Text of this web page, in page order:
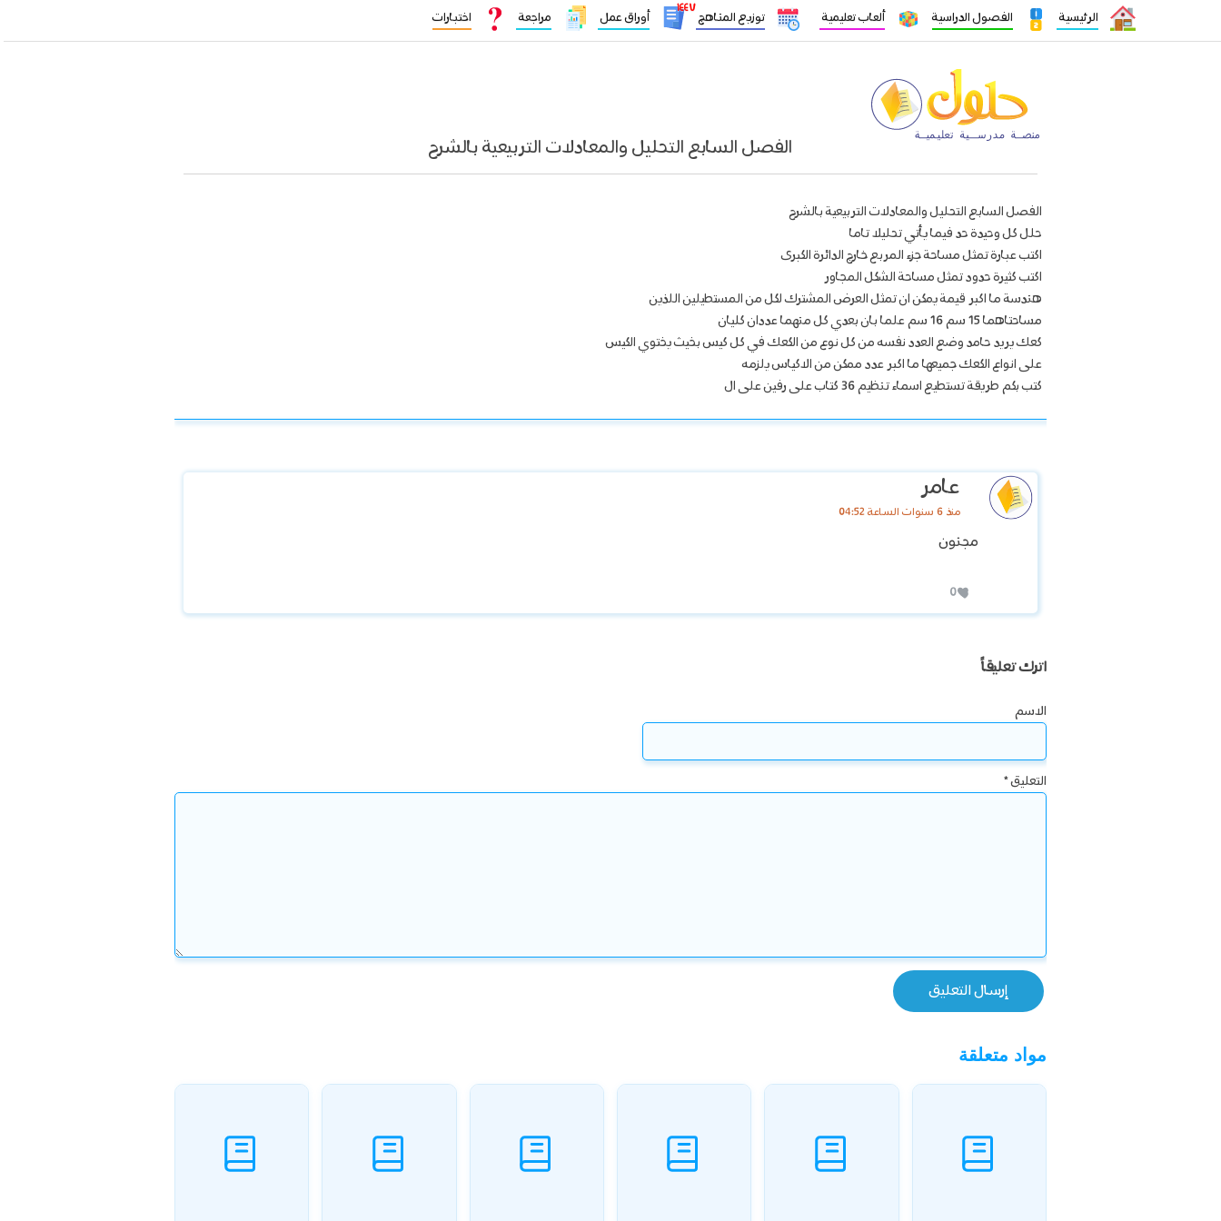
الرئيسية الفصول الدراسية ألعاب تعليمية توزيع المناهج
١٤٤٧
أوراق عمل مراجعة اختبارات
الفصل السابع التحليل والمعادلات التربيعية بالشرح
الفصل السابع التحليل والمعادلات التربيعية بالشرح
حلل كل وحيدة حد فيما يأتي تحليلا تاما
اكتب عبارة تمثل مساحة جزء المربع خارج الدائرة الكبرى
اكتب كثيرة حدود تمثل مساحة الشكل المجاور
هندسة ما اكبر قيمة يمكن ان تمثل العرض المشترك لكل من المستطيلين اللذين
مساحتاهما 15 سم 16 سم علما بان بعدي كل منهما عددان كليان
كعك يريد حامد وضع العدد نفسه من كل نوع من الكعك في كل كيس بخيث يختوي الكيس
على انواع الكعك جميعها ما اكبر عدد ممكن من الاكياس يلزمه
كتب بكم طريقة تستطيع اسماء تنظيم 36 كتاب على رفين على ال
عامر
منذ 6 سنوات الساعة 04:52
مجنون
0
اترك تعليقاً
الاسم
التعليق*
مواد متعلقة